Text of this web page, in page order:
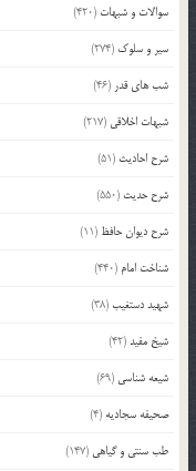
سوالات و شبهات (420)
سیر و سلوک (274)
شب های قدر (46)
شبهات اخلاقی (217)
شرح احادیث (51)
شرح حدیث (550)
شرح دیوان حافظ (11)
شناخت امام (440)
شهید دستغیب(38)
شیخ مفید(42)
شیعه شناسی (69)
صحیفه سجادیه (4)
طب سنتی و گیاهی (147)